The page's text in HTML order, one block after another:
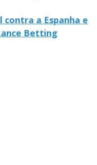
contra a Espanha e
Betting